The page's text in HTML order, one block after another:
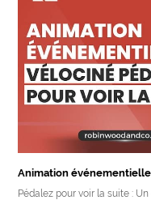
Animation
Pédalez pour voir la suite :